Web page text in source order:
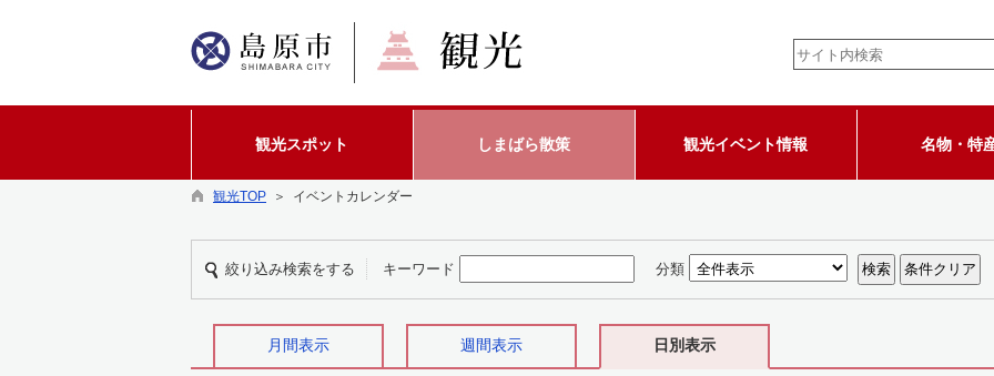
観光スポット しまばら散策 観光イベント情報 名物・特
観光TOP ＞ イベントカレンダー
絞り込み検索をする キーワード 分類
月間表示 週間表示 日別表示